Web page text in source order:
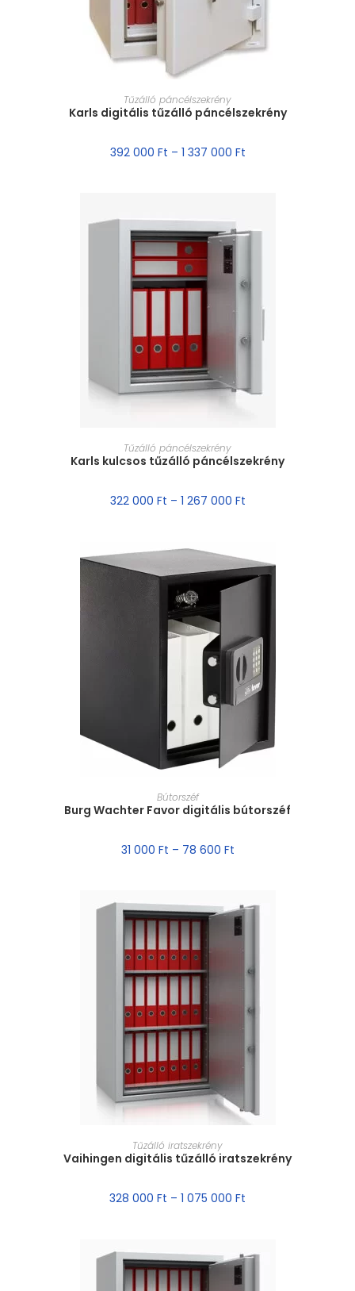
MÉRET VÁLASZTÁSA
Tűzálló páncélszekrény
Karls digitális tűzálló páncélszekrény
392 000 Ft – 1 337 000 Ft
MÉRET VÁLASZTÁSA
Tűzálló páncélszekrény
Karls kulcsos tűzálló páncélszekrény
322 000 Ft – 1 267 000 Ft
MÉRET VÁLASZTÁSA
Bútorszéf
Burg Wachter Favor digitális bútorszéf
31 000 Ft – 78 600 Ft
MÉRET VÁLASZTÁSA
Tűzálló iratszekrény
Vaihingen digitális tűzálló iratszekrény
328 000 Ft – 1 075 000 Ft